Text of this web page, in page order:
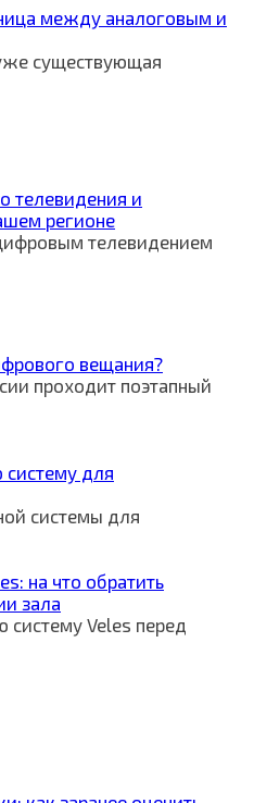
между аналоговым и
существующая
телевидения и
регионе
телевидением
вещания?
проходит поэтапный
систему для
системы для
на что обратить
зала
систему Veles перед